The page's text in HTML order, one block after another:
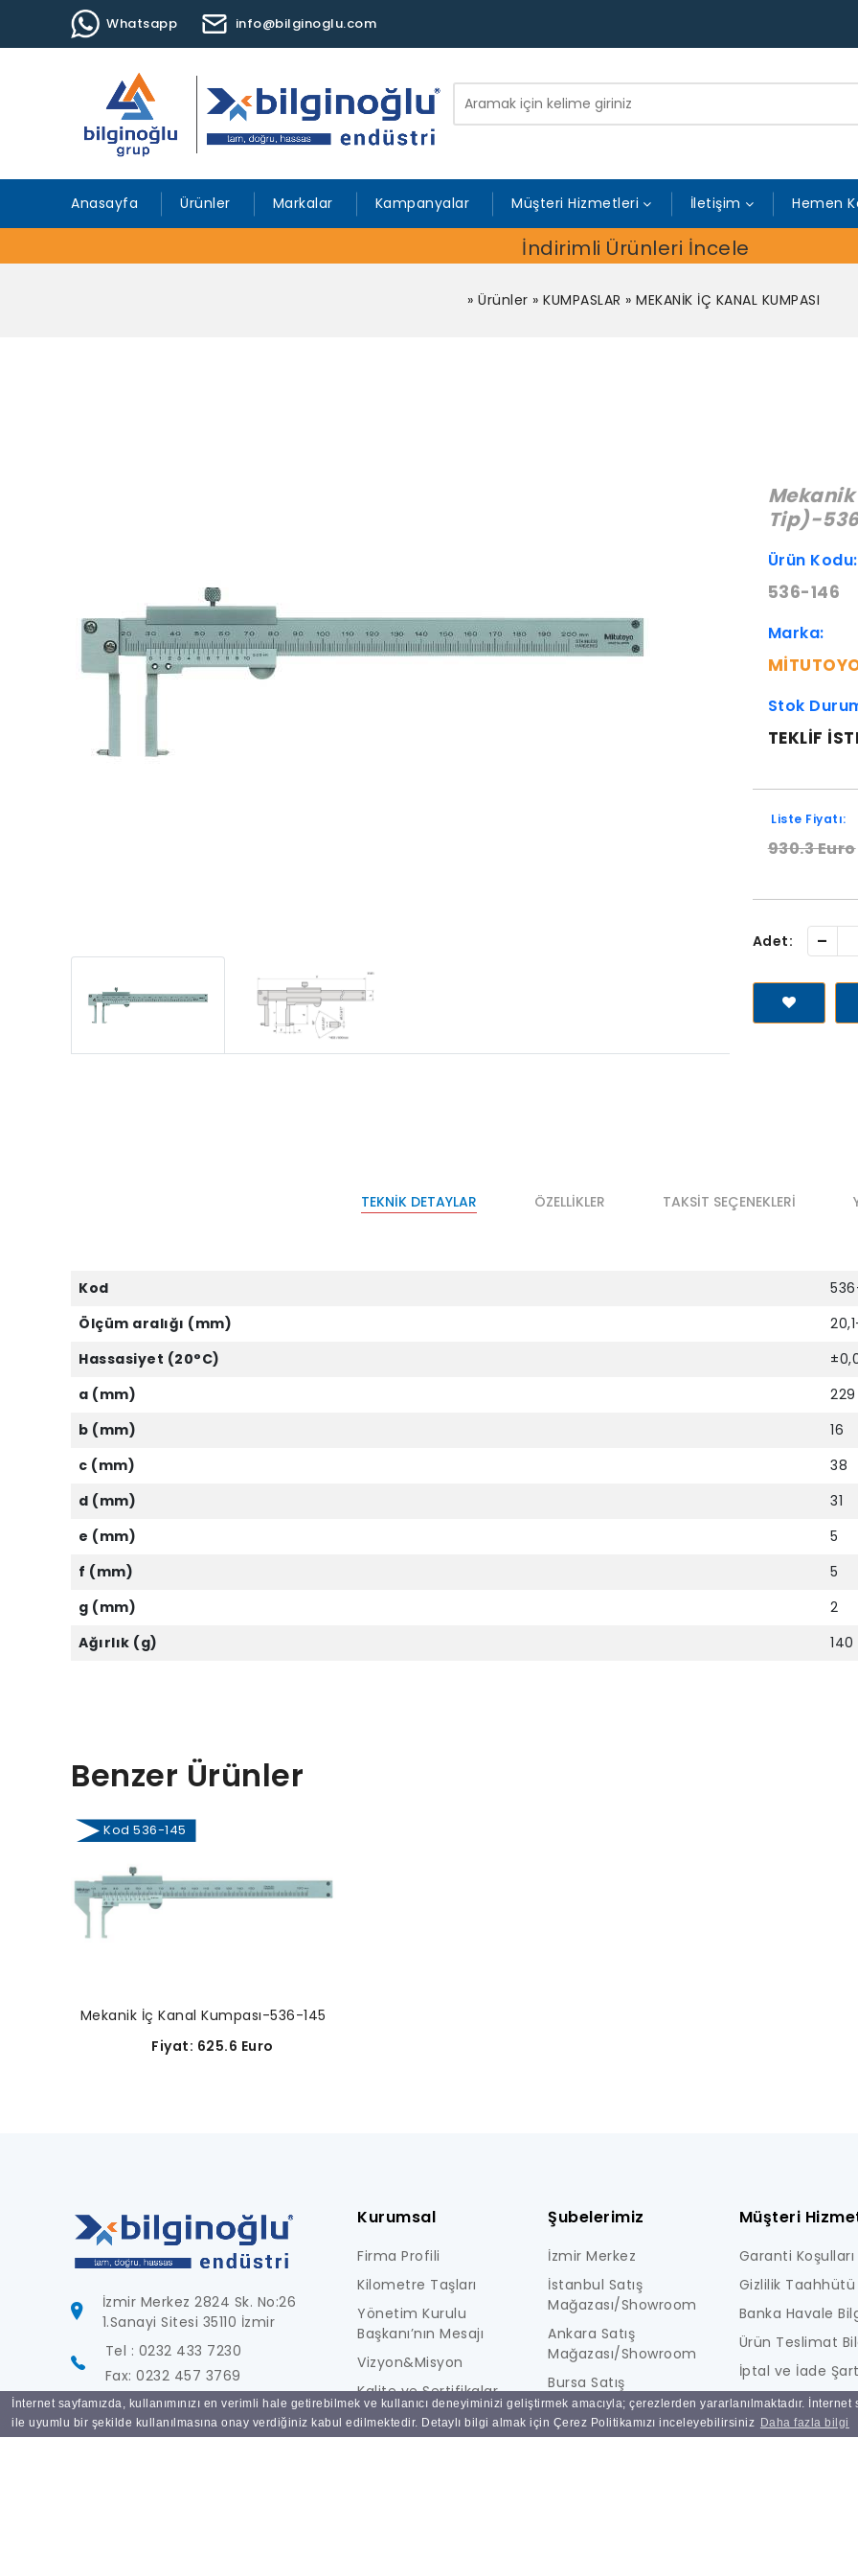
İnternet sayfamızda, kullanımınızı en verimli hale getirebilmek ve kullanıcı deneyiminizi geliştirmek amacıyla; çerezlerden yararlanılmaktadır.
ile uyumlu bir şekilde kullanılmasına onay verdiğiniz kabul edilmektedir. Detaylı bilgi almak için Çerez Politikamızı inceleyebilirsiniz Daha fazla bilgi
Whatsapp info@bilginoglu.com
Anasayfa Ürünler Markalar Kampanyalar Müşteri Hizmetleri İletişim Hemen
İndirimli Ürünleri İncele
» Ürünler » KUMPASLAR » MEKANİK İÇ KANAL KUMPASI
Tip)-
Ürün Kodu:
536-146
Marka:
Stok
TEKLIF
Liste Fiyatı:
930.3 Euro
Adet: -
TEKNIK DETAYLAR ÖZELLIKLER TAKSIT SEÇENEKLERI
Kod
Ölçüm aralığı (mm)
Hassasiyet (20°C)
a (mm)
229
b (mm)
16
c (mm)
38
d (mm)
31
e (mm)
5
f (mm)
5
g (mm)
2
Ağırlık (g)
140
Benzer Ürünler
Kod 536-145
Mekanik İç Kanal Kumpası-536-145
Fiyat: 625.6 Euro
İzmir Merkez 2824 Sk. No:26
1.Sanayi Sitesi 35110 İzmir
Tel : 0232 433 7230
Fax: 0232 457 3769
info@bilginoglu.com
Kurumsal
Firma Profili
Kilometre Taşları
Yönetim Kurulu
Başkanı’nın Mesajı
Vizyon&Misyon
Kalite ve Sertifikalar
Foto Galeri
Şubelerimiz
İzmir Merkez
İstanbul Satış
Mağazası/Showroom
Ankara Satış
Mağazası/Showroom
Bursa Satış
Mağazası/Showroom
Ulucak Depo & Teknik
Müşteri
Garanti Koşulları
Gizlilik Taahhütü
Banka Havale
Ürün Teslimat
İptal ve İade
KİŞİSEL VERİLERE
AYDINLATMA